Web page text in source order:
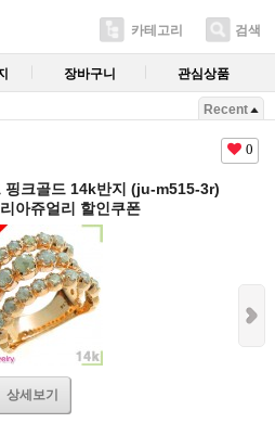
카테고리 검색
장바구니 관심상품
Recent
0
핑크골드 14k반지 (ju-m515-3r)
아쥬얼리 할인쿠폰
상세보기